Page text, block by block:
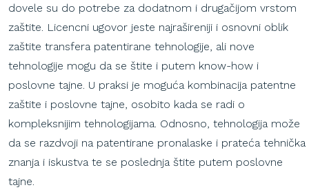
dovele su do potrebe za dodatnom i drugačijom vrstom
zaštite. Licencni ugovor jeste najrašireniji i osnovni oblik
zaštite transfera patentirane tehnologije, ali nove
tehnologije mogu da se štite i putem know-how i
poslovne tajne. U praksi je moguća kombinacija patentne
zaštite i poslovne tajne, osobito kada se radi o
kompleksnijim tehnologijama. Odnosno, tehnologija može
da se razdvoji na patentirane pronalaske i prateća tehnička
znanja i iskustva te se poslednja štite putem poslovne
tajne.